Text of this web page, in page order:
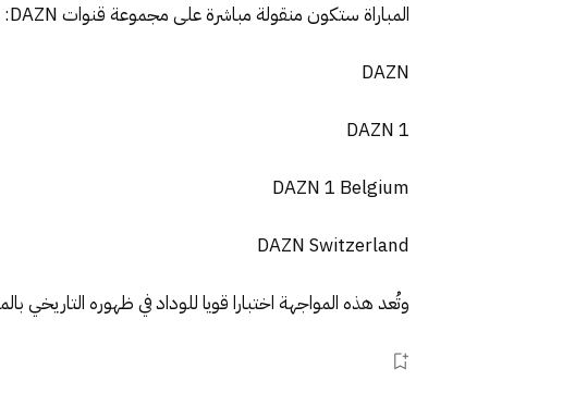
المباراة ستكون منقولة مباشرة على مجموعة قنوات DAZN:
DAZN
DAZN 1
DAZN 1 Belgium
DAZN Switzerland
وتُعد هذه المواجهة اختبارا قويا للوداد في ظهوره التاريخي